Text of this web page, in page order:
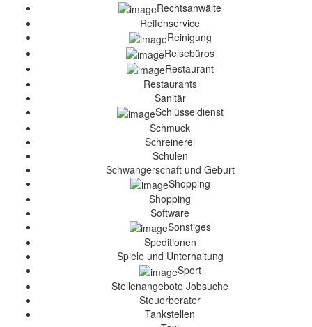
Rechtsanwälte
Reifenservice
Reinigung
Reisebüros
Restaurant
Restaurants
Sanitär
Schlüsseldienst
Schmuck
Schreinerei
Schulen
Schwangerschaft und Geburt
Shopping
Shopping
Software
Sonstiges
Speditionen
Spiele und Unterhaltung
Sport
Stellenangebote Jobsuche
Steuerberater
Tankstellen